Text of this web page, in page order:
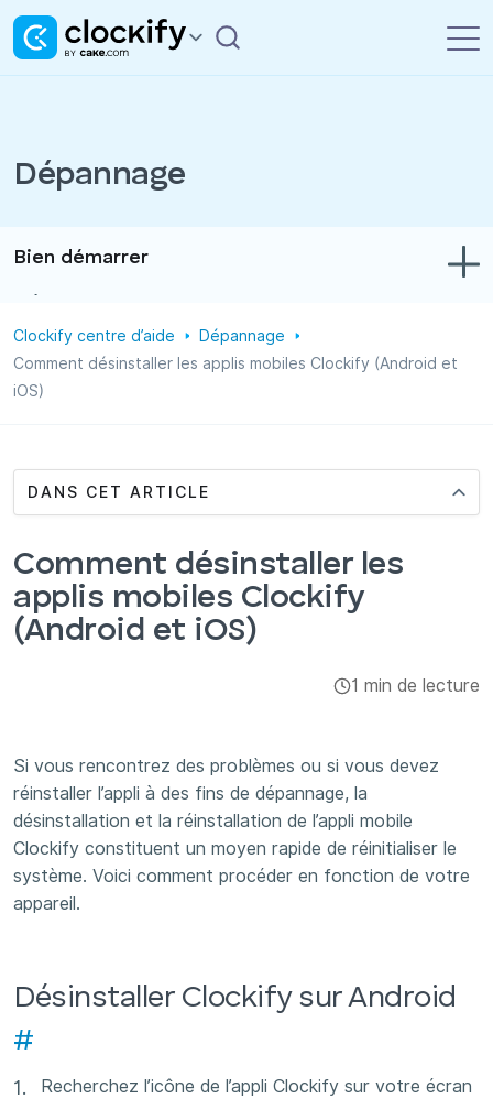
Dépannage
Bien démarrer
Suivi du temps et des dépenses
Rapports
Administration
Applis
Clockify centre d’aide
Dépannage
Comment désinstaller les applis mobiles Clockify (Android et
iOS)
DANS CET ARTICLE
Comment désinstaller les
applis mobiles Clockify
(Android et iOS)
1 min de lecture
Si vous rencontrez des problèmes ou si vous devez
réinstaller l’appli à des fins de dépannage, la
désinstallation et la réinstallation de l’appli mobile
Clockify constituent un moyen rapide de réinitialiser le
système. Voici comment procéder en fonction de votre
appareil.
Désinstaller Clockify sur Android
#
Recherchez l’icône de l’appli Clockify sur votre écran